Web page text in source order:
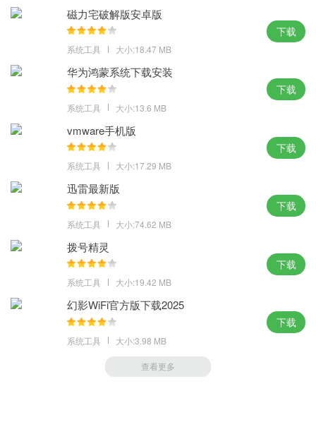
磁力宅破解版安卓版
系统工具 大小:18.47 MB
下载
华为鸿蒙系统下载安装
系统工具 大小:13.6 MB
下载
vmware手机版
系统工具 大小:17.29 MB
下载
迅雷最新版
系统工具 大小:74.62 MB
下载
拨号精灵
系统工具 大小:19.42 MB
下载
幻影WiFi官方版下载2025
系统工具 大小:3.98 MB
下载
查看更多